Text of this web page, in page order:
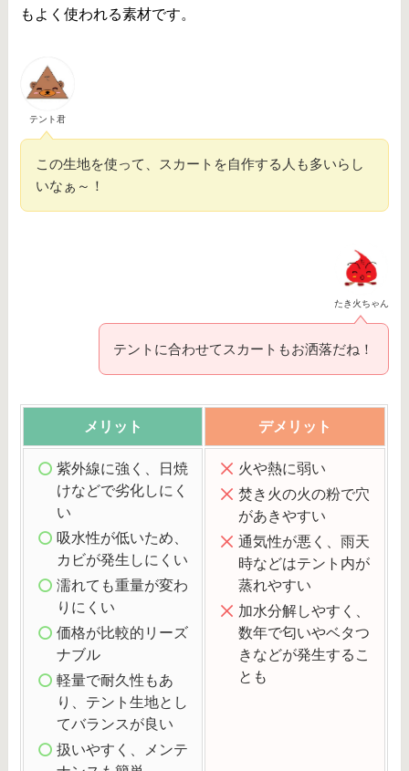
もよく使われる素材です。
テント君
この生地を使って、スカートを自作する人も多いらし
いなぁ～！
たき火ちゃん
テントに合わせてスカートもお洒落だね！
メリット デメリット
紫外線に強く、日焼
けなどで劣化しにく
い
吸水性が低いため、
カビが発生しにくい
濡れても重量が変わ
りにくい
価格が比較的リーズ
ナブル
軽量で耐久性もあ
り、テント生地とし
てバランスが良い
扱いやすく、メンテ
火や熱に弱い
焚き火の火の粉で穴
があきやすい
通気性が悪く、雨天
時などはテント内が
蒸れやすい
加水分解しやすく、
数年で匂いやベタつ
きなどが発生するこ
とも